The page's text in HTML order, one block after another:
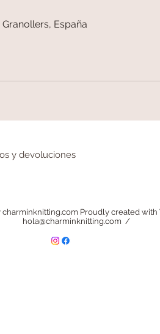
España
y devoluciones
charminknitting.com Proudly created with
hola@charminknitting.com /